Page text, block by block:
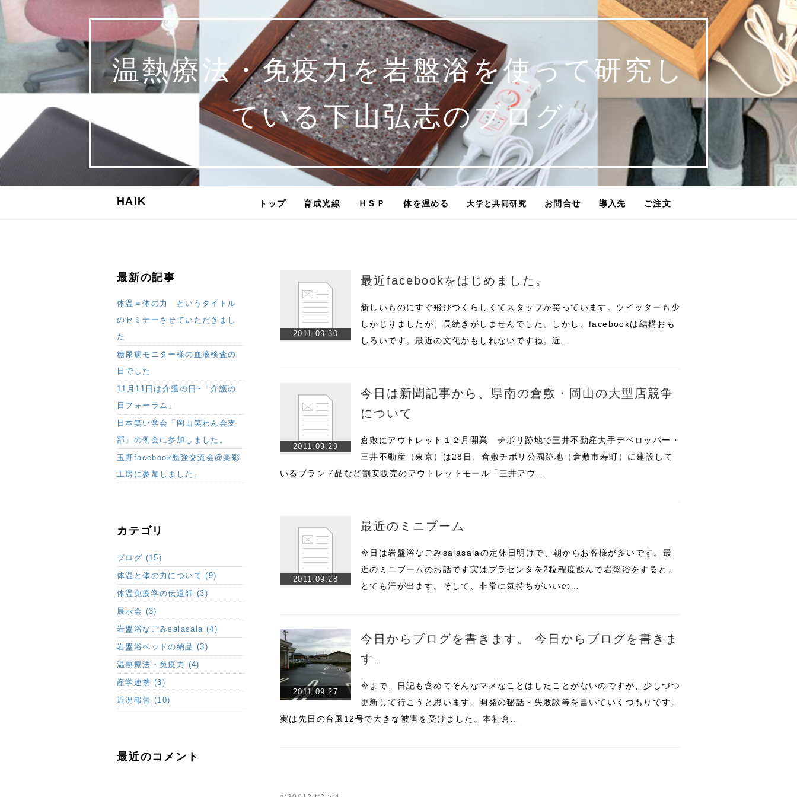
温熱療法・免疫力を岩盤浴を使って研究し
ている下山弘志のブログ
HAIK トップ 育成光線 ＨＳＰ 体を温める 大学と共同研究 お問合せ 導入先 ご注文
2011.09.30
最近facebookをはじめました。
新しいものにすぐ飛びつくらしくてスタッフが笑っています。ツイッターも少
しかじりましたが、長続きがしませんでした。しかし、facebookは結構おも
しろいです。最近の文化かもしれないですね。近…
2011.09.29
今日は新聞記事から、県南の倉敷・岡山の大型店競争
について
倉敷にアウトレット１２月開業 チボリ跡地で三井不動産大手デベロッパー・
三井不動産（東京）は28日、倉敷チボリ公園跡地（倉敷市寿町）に建設して
いるブランド品など割安販売のアウトレットモール「三井アウ…
2011.09.28
最近のミニブーム
今日は岩盤浴なごみsalasalaの定休日明けで、朝からお客様が多いです。最
近のミニブームのお話です実はプラセンタを2粒程度飲んで岩盤浴をすると、
とても汗が出ます。そして、非常に気持ちがいいの…
2011.09.27
今日からブログを書きます。 今日からブログを書きま
す。
今まで、日記も含めてそんなマメなことはしたことがないのですが、少しづつ
更新して行こうと思います。開発の秘話・失敗談等を書いていくつもりです。
実は先日の台風12号で大きな被害を受けました。本社倉…
最新の記事
体温＝体の力 というタイトル
のセミナーさせていただきまし
た
糖尿病モニター様の血液検査の
日でした
11月11日は介護の日~「介護の
日フォーラム」
日本笑い学会「岡山笑わん会支
部」の例会に参加しました。
玉野facebook勉強交流会@楽彩
工房に参加しました。
カテゴリ
ブログ (15)
体温と体の力について (9)
体温免疫学の伝道師 (3)
展示会 (3)
岩盤浴なごみsalasala (4)
岩盤浴ベッドの納品 (3)
温熱療法・免疫力 (4)
産学連携 (3)
近況報告 (10)
最近のコメント